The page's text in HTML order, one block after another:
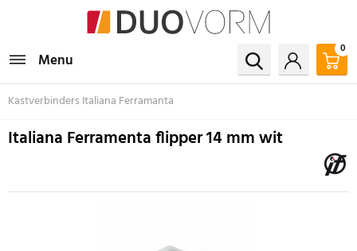
Menu
0
Kastverbinders Italiana Ferramanta
Italiana Ferramenta flipper 14 mm wit